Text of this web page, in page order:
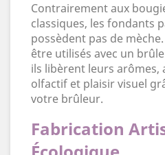
Contrairement aux
classiques, les fondants
possèdent pas de
être utilisés avec un
ils libèrent leurs arômes,
olfactif et plaisir visuel
votre brûleur.
Fabrication